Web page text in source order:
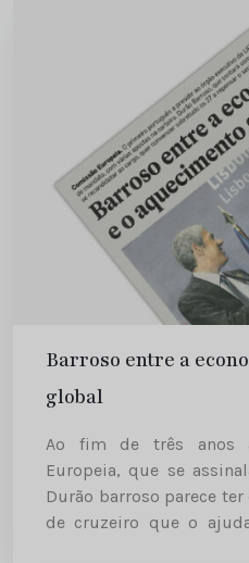
Barroso entre a
global
Ao fim de três anos
Europeia, que se
Durão barroso parece
de cruzeiro que o